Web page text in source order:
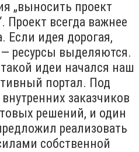
„выносить проект
Проект всегда важнее
Если идея дорогая,
ресурсы выделяются.
идеи начался наш
портал. Под
заказчиков
решений, и один
реализовать
собственной